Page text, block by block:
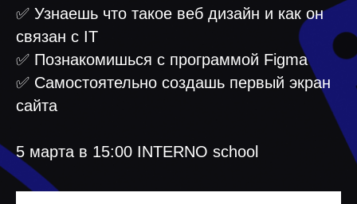
✅ Узнаешь что такое веб дизайн и как он
связан с IT
✅ Познакомишься с программой Figma
✅ Самостоятельно создашь первый экран
сайта
5 марта в 15:00 INTERNO school